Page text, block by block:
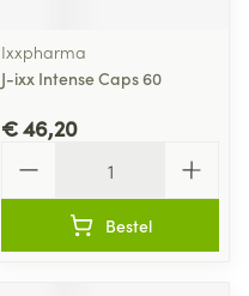
Ixxpharma
J-ixx Intense Caps 60
€ 46,20
Bestel